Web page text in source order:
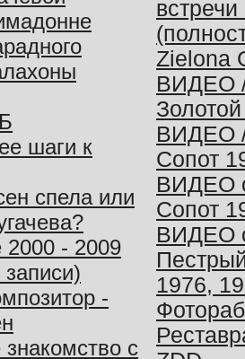
шаги к
спела или
2000 - 2009
-
с
Zielona
ВИДЕО
ВИДЕО
Сопот
ВИДЕО
Сопот
ВИДЕО
1976,